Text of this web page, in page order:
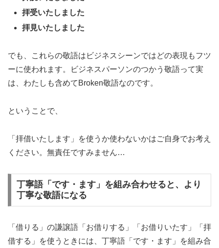
拝受いたしました
拝見いたしました
でも、これらの敬語はビジネスシーンではどの表現もフツ
ーに使われます。ビジネスパーソンのつかう敬語って実
は、わたしも含めてBroken敬語なのです。
ということで、
「拝借いたします」を使うか使わないかはご自身でお考え
ください。無責任ですみません…
丁寧語「です・ます」を組み合わせると、より
丁寧な敬語になる
「借りる」の謙譲語「お借りする」「お借りいたす」「拝
借する」を使うときには、丁寧語「です・ます」を組み合